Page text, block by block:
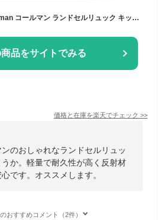
【ブラック入荷】Coleman コールマン ランドセルリュック キッズ リュック 【 認定販売店 】 ウォーカーウィズ ランドサック ランドセル型 リュックサック こども 男の子 女の子 小学生 1年生 新入学 A4 かばん 反射材 軽量 丈夫 通学 ランリュック WALKER WITH
商品をサイトでみる
価格と在庫を楽天でチェック >>
のおしゃれなランドセルリュッ
か。軽量で耐久性が高く反射材
です。オススメします。
おすすめコメント（2件）